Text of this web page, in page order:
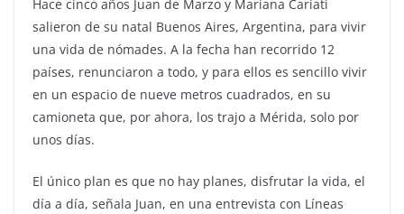
Hace cinco años Juan de Marzo y Mariana Cariati
salieron de su natal Buenos Aires, Argentina, para vivir
una vida de nómades. A la fecha han recorrido 12
países, renunciaron a todo, y para ellos es sencillo vivir
en un espacio de nueve metros cuadrados, en su
camioneta que, por ahora, los trajo a Mérida, solo por
unos días.
El único plan es que no hay planes, disfrutar la vida, el
día a día, señala Juan, en una entrevista con Líneas